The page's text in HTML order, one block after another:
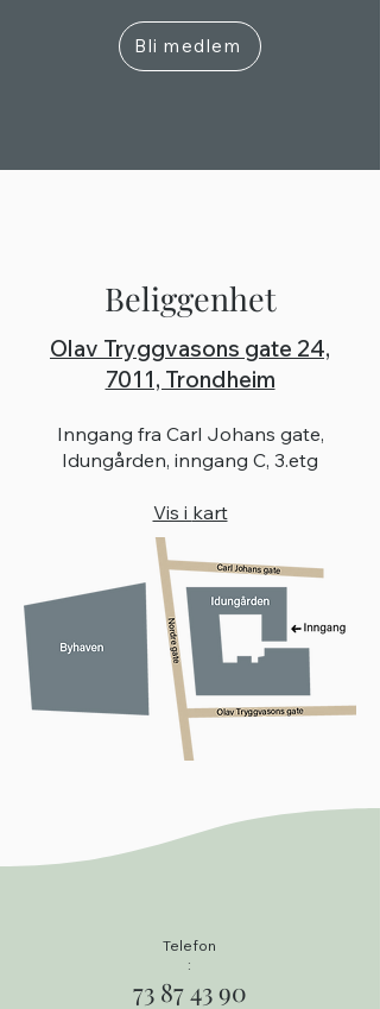
Bli medlem
Beliggenhet
Olav Tryggvasons gate 24,
7011, Trondheim
Inngang fra Carl Johans gate,
Idungården, inngang C, 3.etg
Vis i kart
Telefon
:
73 87 43 90